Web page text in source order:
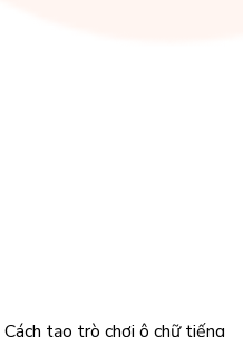
Cách tạo trò chơi ô chữ tiếng